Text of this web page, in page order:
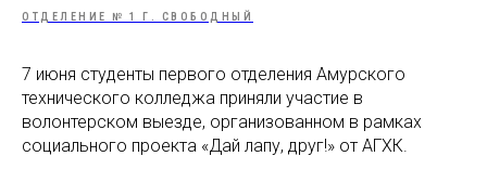
ОТДЕЛЕНИЕ № 1 Г. СВОБОДНЫЙ
7 июня студенты первого отделения Амурского
технического колледжа приняли участие в
волонтерском выезде, организованном в рамках
социального проекта «Дай лапу, друг!» от АГХК.